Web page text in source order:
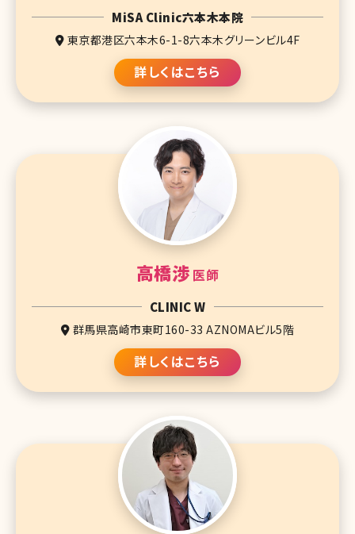
MiSA Clinic六本木本院
東京都港区六本木6-1-8六本木グリーンビル4F
詳しくはこちら
高橋渉 医師
CLINIC W
群馬県高崎市東町160-33 AZNOMAビル5階
詳しくはこちら